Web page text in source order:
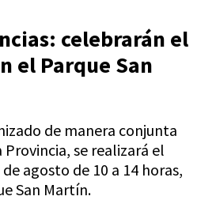
celebrarán el
el Parque San
de manera conjunta
se realizará el
agosto de 10 a 14 horas,
San Martín.